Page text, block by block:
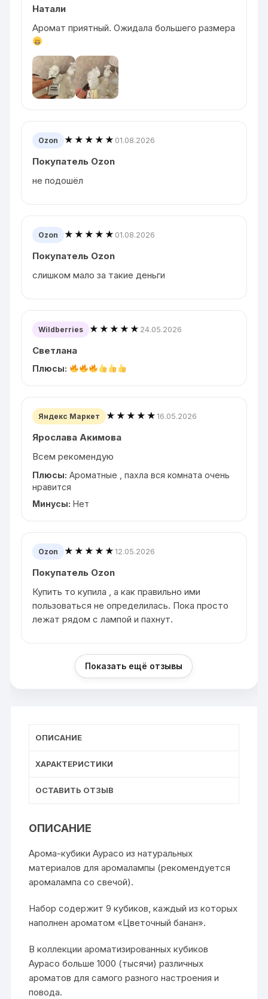
Натали
Аромат приятный. Ожидала большего размера
Ozon ★★★★★ 01.08.2026
Покупатель Ozon
не подошёл
Ozon ★★★★★ 01.08.2026
Покупатель Ozon
слишком мало за такие деньги
Wildberries ★★★★★ 24.05.2026
Светлана
Плюсы:
Яндекс Маркет ★★★★★16.05.2026
Ярослава Акимова
Всем рекомендую
Плюсы: Ароматные , пахла вся комната очень
нравится
Минусы: Нет
Ozon ★★★★★12.05.2026
Покупатель Ozon
Купить то купила , а как правильно ими
пользоваться не определилась. Пока просто
лежат рядом с лампой и пахнут.
Показать ещё отзывы
ОПИСАНИЕ
ХАРАКТЕРИСТИКИ
ОСТАВИТЬ ОТЗЫВ
ОПИСАНИЕ
Арома-кубики Аурасо из натуральных
материалов для аромалампы (рекомендуется
аромалампа со свечой).
Набор содержит 9 кубиков, каждый из которых
наполнен ароматом «Цветочный банан».
В коллекции ароматизированных кубиков
Аурасо больше 1000 (тысячи) различных
ароматов для самого разного настроения и
повода.